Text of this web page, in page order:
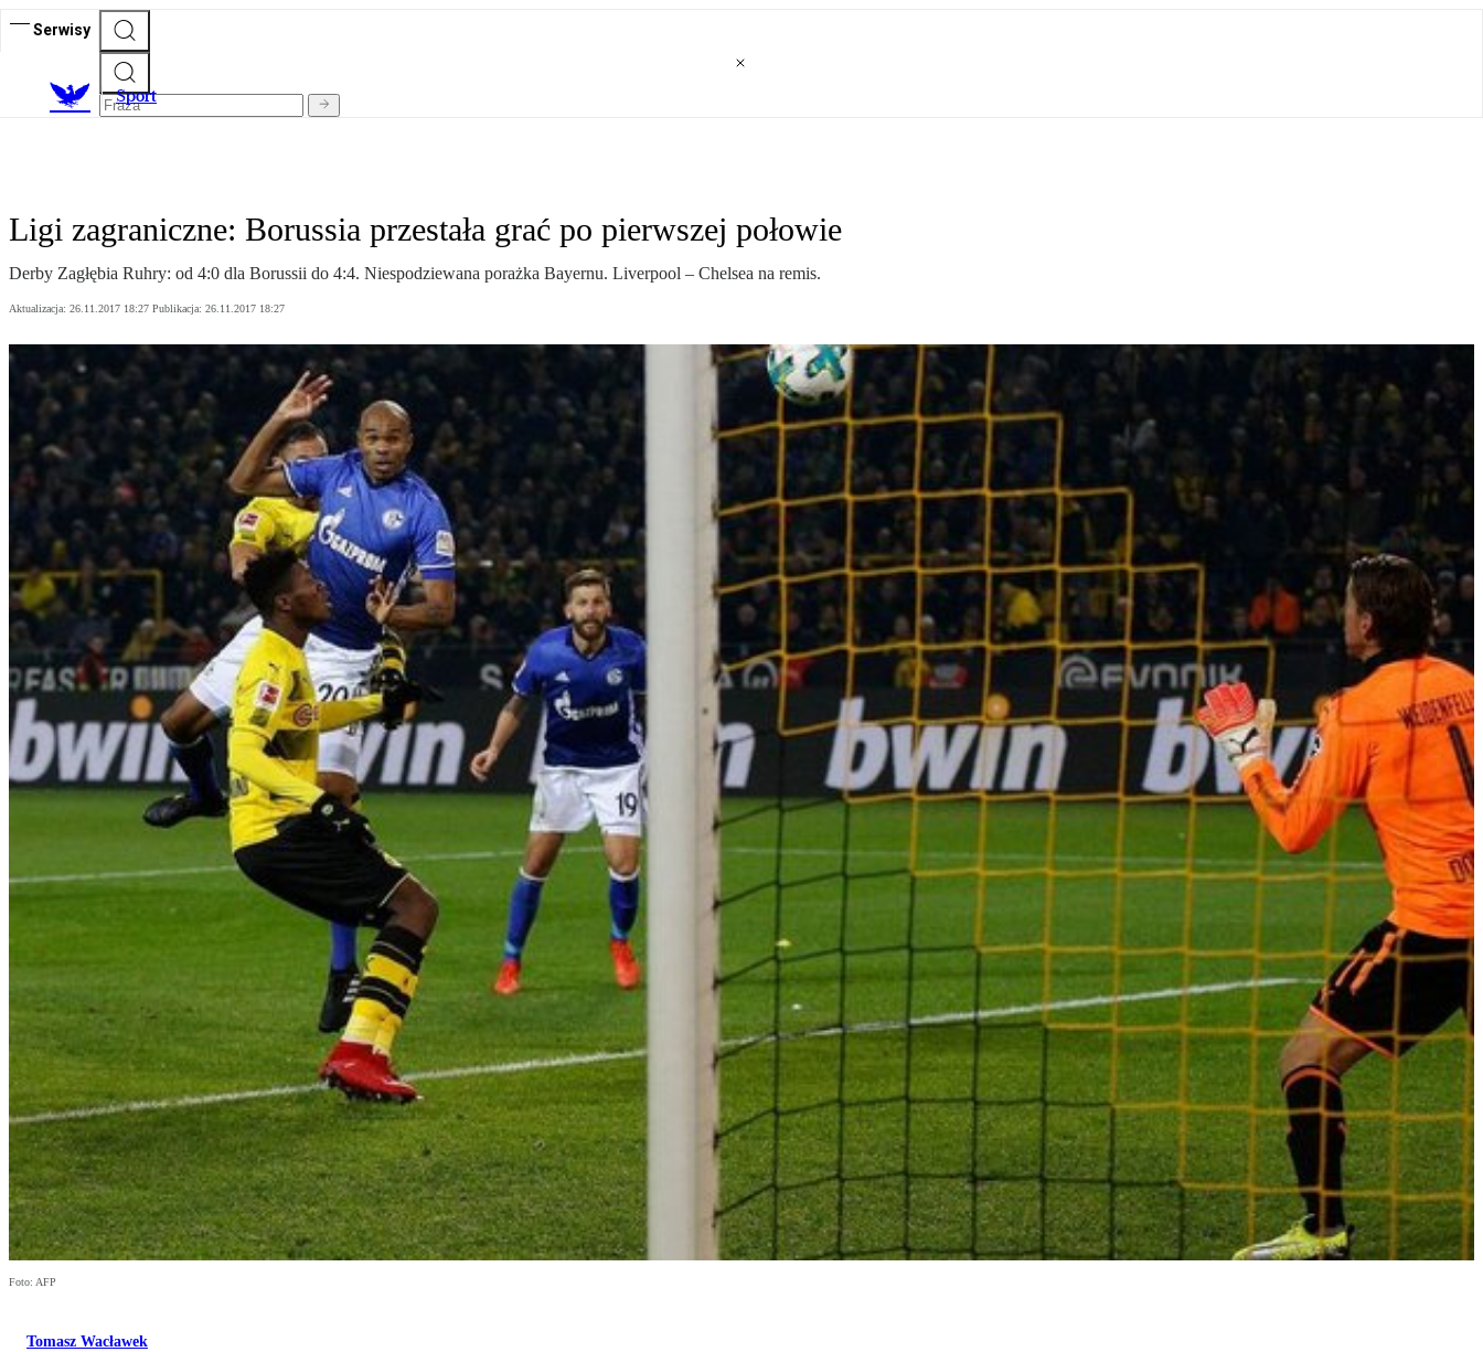
Serwisy
Sport
Ligi zagraniczne: Borussia przestała grać po pierwszej połowie
Derby Zagłębia Ruhry: od 4:0 dla Borussii do 4:4. Niespodziewana porażka Bayernu. Liverpool – Chelsea na remis.
Aktualizacja: 26.11.2017 18:27 Publikacja: 26.11.2017 18:27
Foto: AFP
Tomasz Wacławek